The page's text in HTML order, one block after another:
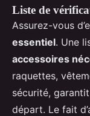
Liste de
Assurez-vous
essentiel. Une
accessoires
raquettes,
sécurité,
départ. Le fait